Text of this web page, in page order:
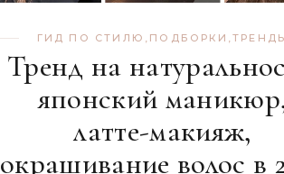
ГИД ПО СТИЛЮ , ПОДБОРКИ ,
Тренд на
японский
латте-макияж,
окрашивание волос в